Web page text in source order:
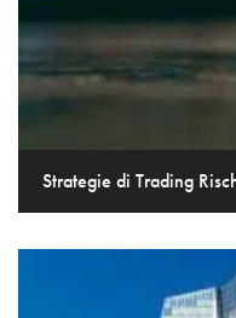
Strategie di Trading